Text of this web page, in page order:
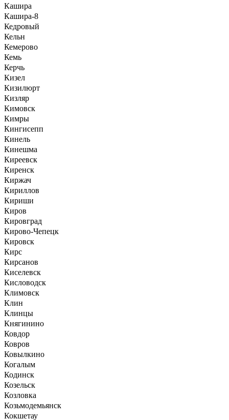
Кашира
Кашира-8
Кедровый
Кельн
Кемерово
Кемь
Керчь
Кизел
Кизилюрт
Кизляр
Кимовск
Кимры
Кингисепп
Кинель
Кинешма
Киреевск
Киренск
Киржач
Кириллов
Кириши
Киров
Кировград
Кирово-Чепецк
Кировск
Кирс
Кирсанов
Киселевск
Кисловодск
Климовск
Клин
Клинцы
Княгинино
Ковдор
Ковров
Ковылкино
Когалым
Кодинск
Козельск
Козловка
Козьмодемьянск
Кокшетау